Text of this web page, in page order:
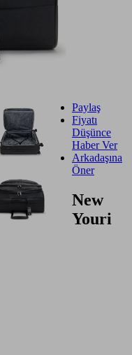
Paylaş
Fiyatı
Düşünce
Haber Ver
Arkadaşına
Öner
New
Youri